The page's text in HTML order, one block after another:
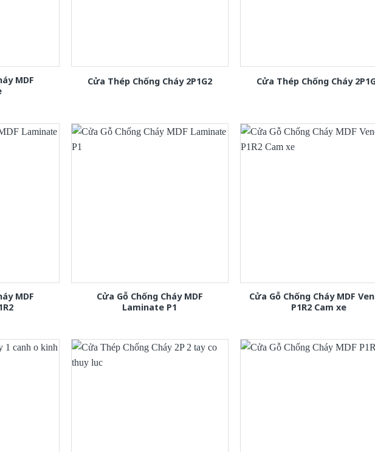
MDF
Cửa Thép Chống Cháy 2P1G2 Cửa Thép Chống Cháy
MDF
Cửa Gỗ Chống Cháy MDF
Laminate P1
Cửa Gỗ Chống Cháy MDF
P1R2 Cam xe